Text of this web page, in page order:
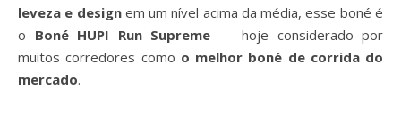
leveza e designem um nível acima da média, esse boné é
o Boné HUPI Run Supreme — hoje considerado por
muitos corredores como o melhor boné de corrida do
mercado.